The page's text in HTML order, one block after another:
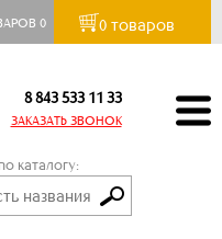
0 0 товаров
8 843 533 11 33
ЗАКАЗАТЬ ЗВОНОК
каталогу: